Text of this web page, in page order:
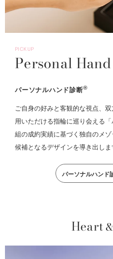
PICKUP
Personal Hand
パーソナルハンド診断®
ご自身の好みと客観的な視点、
用いただける指輪に巡り会える
組の成約実績に基づく独自のメ
候補となるデザインを導き出しま
パーソナルハンド
Heart&